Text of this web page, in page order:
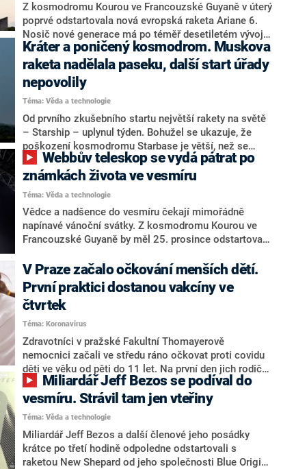
Z kosmodromu Kourou ve Francouzské Guyaně v úterý
poprvé odstartovala nová evropská raketa Ariane 6.
Nosič nové generace má po téměř desetiletém vývoji
nahradit předchozí model Ariane 5, který se do
vesmíru poprvé vydal v roce 1996 a naposledy loni v
červenci. Ariane 6 na nízkou oběžnou dráhu Země
vynesla devět miniaturních satelitů CubeSat a na
palubě měla i řadu experimentálních prvků, které na
orbitě nezůstanou. Jsou mezi nimi například dva
návratové moduly, které si vyzkouší cestu z vesmíru
zpět na Zemi.
Kráter a poničený kosmodrom. Muskova
raketa nadělala paseku, další start úřady
nepovolily
Téma: Věda a technologie
Od prvního zkušebního startu největší rakety na světě
– Starship – uplynul týden. Bohužel se ukazuje, že
poškození kosmodromu Starbase je větší, než se
předpokládalo. Elon Musk a jeho společnost SpaceX
budou muset před dalším startem mnohé napravit.
známkách života ve vesmíru
Téma: Věda a technologie
Vědce a nadšence do vesmíru čekají mimořádně
napínavé vánoční svátky. Z kosmodromu Kourou ve
Francouzské Guyaně by měl 25. prosince odstartovat
historii kosmu i pátrat po možných známkách života.
Start rakety Ariane 5 je naplánován na 13:20
středoevropského času, vědci doufají, že už nebude
žádný další odklad třeba.
V Praze začalo očkování menších dětí.
První praktici dostanou vakcíny ve
čtvrtek
Téma: Koronavirus
Zdravotníci v pražské Fakultní Thomayerově
nemocnici začali ve středu ráno očkovat proti covidu
děti ve věku od pěti do 11 let. Na první den jich rodiče
registrovali desítky, řekl mluvčí nemocnice Petr Sulek.
Očkovací látky určené dětem, které mají proti běžné
vakcíně asi třetinovou sílu, dostala nemocnice v úterý.
Další nemocnice zahájí očkování ve čtvrtek, kdy
vakcínu distributor začne rozvážet také do ordinací
praktických lékařů a dalších očkovacích center.
vesmíru. Strávil tam jen vteřiny
Téma: Věda a technologie
Miliardář Jeff Bezos a další členové jeho posádky
krátce po třetí hodině odpoledne odstartovali s
raketou New Shepard od jeho společnosti Blue Origin